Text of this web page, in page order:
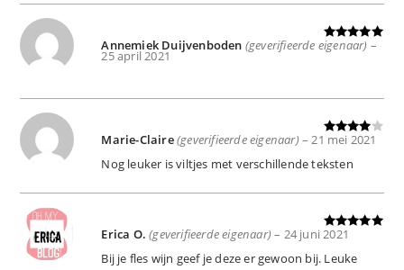
Gewaardeer
Annemiek Duijvenboden (geverifieerde eigenaar) –
25 april 2021
Gewaard
eerd4
Marie-Claire(geverifieerde eigenaar) – 21 mei 2021
Nog leuker is viltjes met verschillende teksten
Gewaardeer
d5uit 5
Erica O.(geverifieerde eigenaar) – 24 juni 2021
Bij je fles wijn geef je deze er gewoon bij. Leuke